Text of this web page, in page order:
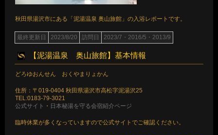
秋田県湯沢市にある「泥湯温泉 奥山旅館」の入浴レポートです。
最終更新日 2023/8/20 訪問日 2023/7・2016/5・2013/9
【泥湯温泉 奥山旅館】基本情報
どろゆおんせん おくやまりょかん
住所：〒019-0404 秋田県湯沢市高松字泥湯沢25
TEL:0183-79-3021
公式サイト ・ 日本秘湯を守る会宿紹介ページ
臨時休業が多くなっていますので公式サイトでご確認ください。